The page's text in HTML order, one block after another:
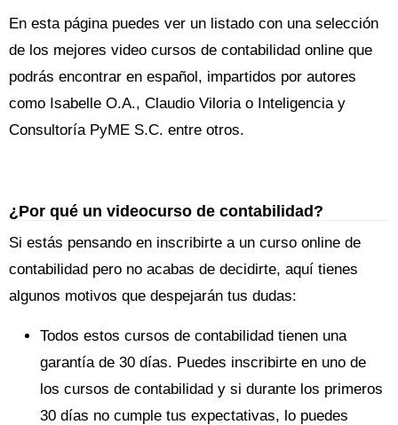
En esta página puedes ver un listado con una selección
de los mejores video cursos de contabilidad online que
podrás encontrar en español, impartidos por autores
como Isabelle O.A., Claudio Viloria o Inteligencia y
Consultoría PyME S.C. entre otros.
¿Por qué un videocurso de contabilidad?
Si estás pensando en inscribirte a un curso online de
contabilidad pero no acabas de decidirte, aquí tienes
algunos motivos que despejarán tus dudas:
Todos estos cursos de contabilidad tienen una
garantía de 30 días. Puedes inscribirte en uno de
los cursos de contabilidad y si durante los primeros
30 días no cumple tus expectativas, lo puedes